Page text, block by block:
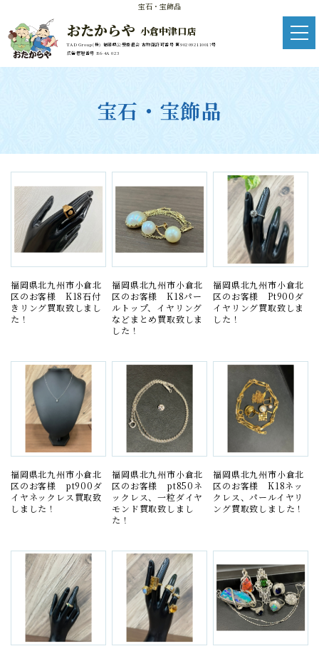
宝石・宝飾品
おたからや 小倉中津口店
TAD Group(株) 福岡県公安委員会 古物商許可番号 第902092110017号
広告管理番号 R6-4A 023
宝石・宝飾品
福岡県北九州市小倉北
区のお客様 K18石付
きリング買取致しまし
た！
福岡県北九州市小倉北
区のお客様 K18パー
ルトップ、イヤリング
などまとめ買取致しま
した！
福岡県北九州市小倉北
区のお客様 Pt900ダ
イヤリング買取致しま
した！
福岡県北九州市小倉北
区のお客様 pt900ダ
イヤネックレス買取致
しました！
福岡県北九州市小倉北
区のお客様 pt850ネ
ックレス、一粒ダイヤ
モンド買取致しまし
た！
福岡県北九州市小倉北
区のお客様 K18ネッ
クレス、パールイヤリ
ング買取致しました！